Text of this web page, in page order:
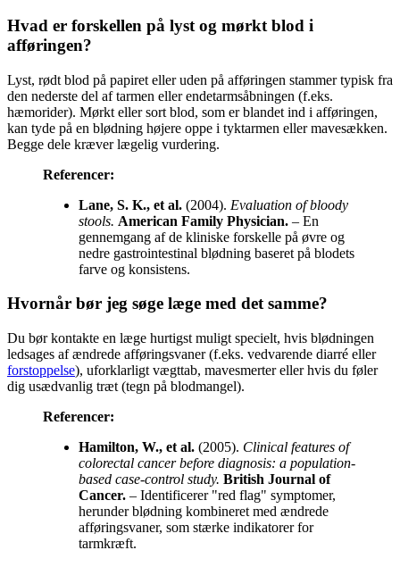
Hvad er forskellen på lyst og mørkt blod i
afføringen?
Lyst, rødt blod på papiret eller uden på afføringen stammer typisk fra
den nederste del af tarmen eller endetarmsåbningen (f.eks.
hæmorider). Mørkt eller sort blod, som er blandet ind i afføringen,
kan tyde på en blødning højere oppe i tyktarmen eller mavesækken.
Begge dele kræver lægelig vurdering.
Referencer:
Lane, S. K., et al. (2004). Evaluation of bloody
stools. American Family Physician. – En
gennemgang af de kliniske forskelle på øvre og
nedre gastrointestinal blødning baseret på blodets
farve og konsistens.
Hvornår bør jeg søge læge med det samme?
Du bør kontakte en læge hurtigst muligt specielt, hvis blødningen
ledsages af ændrede afføringsvaner (f.eks. vedvarende diarré eller
forstoppelse), uforklarligt vægttab, mavesmerter eller hvis du føler
dig usædvanlig træt (tegn på blodmangel).
Referencer:
Hamilton, W., et al. (2005). Clinical features of
colorectal cancer before diagnosis: a population-
based case-control study. British Journal of
Cancer. – Identificerer "red flag" symptomer,
herunder blødning kombineret med ændrede
afføringsvaner, som stærke indikatorer for
tarmkræft.